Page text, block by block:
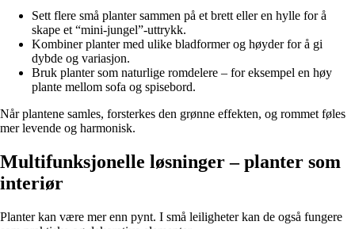
Sett flere små planter sammen på et brett eller en hylle for å
skape et “mini-jungel”-uttrykk.
Kombiner planter med ulike bladformer og høyder for å gi
dybde og variasjon.
Bruk planter som naturlige romdelere – for eksempel en høy
plante mellom sofa og spisebord.
Når plantene samles, forsterkes den grønne effekten, og rommet føles
mer levende og harmonisk.
Multifunksjonelle løsninger – planter som
interiør
Planter kan være mer enn pynt. I små leiligheter kan de også fungere